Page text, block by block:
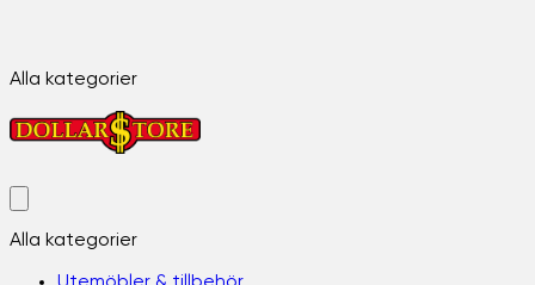
Alla kategorier
Alla kategorier